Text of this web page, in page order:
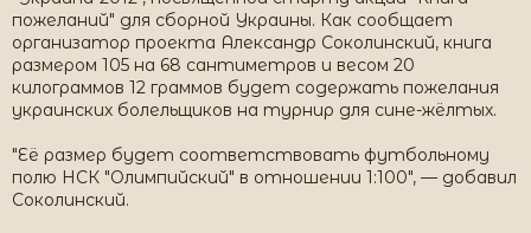
пожеланий" для сборной Украины. Как сообщает
организатор проекта Александр Соколинский, книга
размером 105 на 68 сантиметров и весом 20
килограммов 12 граммов будет содержать пожелания
украинских болельщиков на турнир для сине-жёлтых.
"Её размер будет соответствовать футбольному
полю НСК "Олимпийский" в отношении 1:100", — добавил
Соколинский.